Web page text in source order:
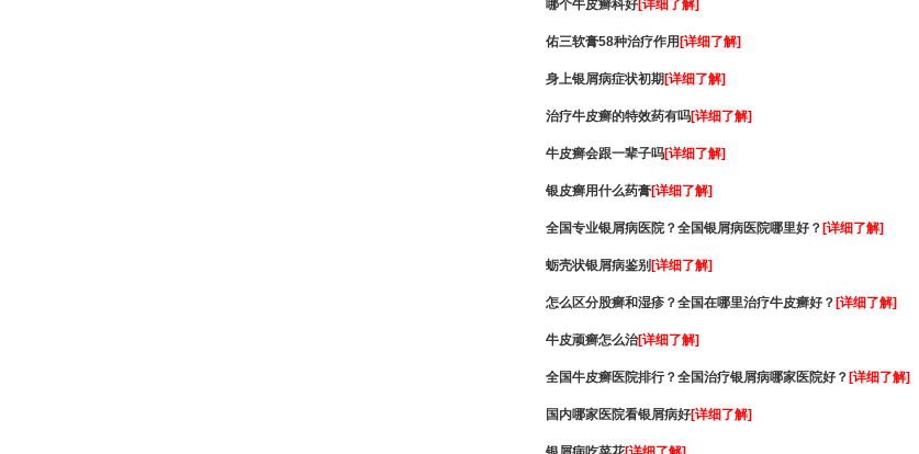
哪个牛皮癣科好[详细了解]
佑三软膏58种治疗作用[详细了解]
身上银屑病症状初期[详细了解]
治疗牛皮癣的特效药有吗[详细了解]
牛皮癣会跟一辈子吗[详细了解]
银皮癣用什么药膏[详细了解]
全国专业银屑病医院？全国银屑病医院哪里好？[详细了解]
蛎壳状银屑病鉴别[详细了解]
怎么区分股癣和湿疹？全国在哪里治疗牛皮癣好？[详细了解]
牛皮顽癣怎么治[详细了解]
全国牛皮癣医院排行？全国治疗银屑病哪家医院好？[详细了解]
国内哪家医院看银屑病好[详细了解]